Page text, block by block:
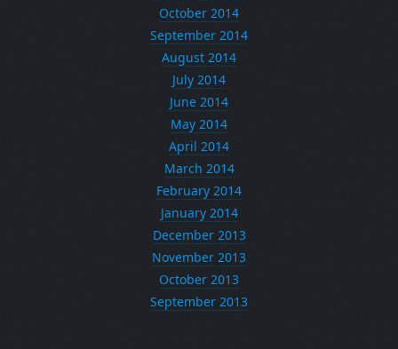
October 2014
September 2014
August 2014
July 2014
June 2014
May 2014
April 2014
March 2014
February 2014
January 2014
December 2013
November 2013
October 2013
September 2013